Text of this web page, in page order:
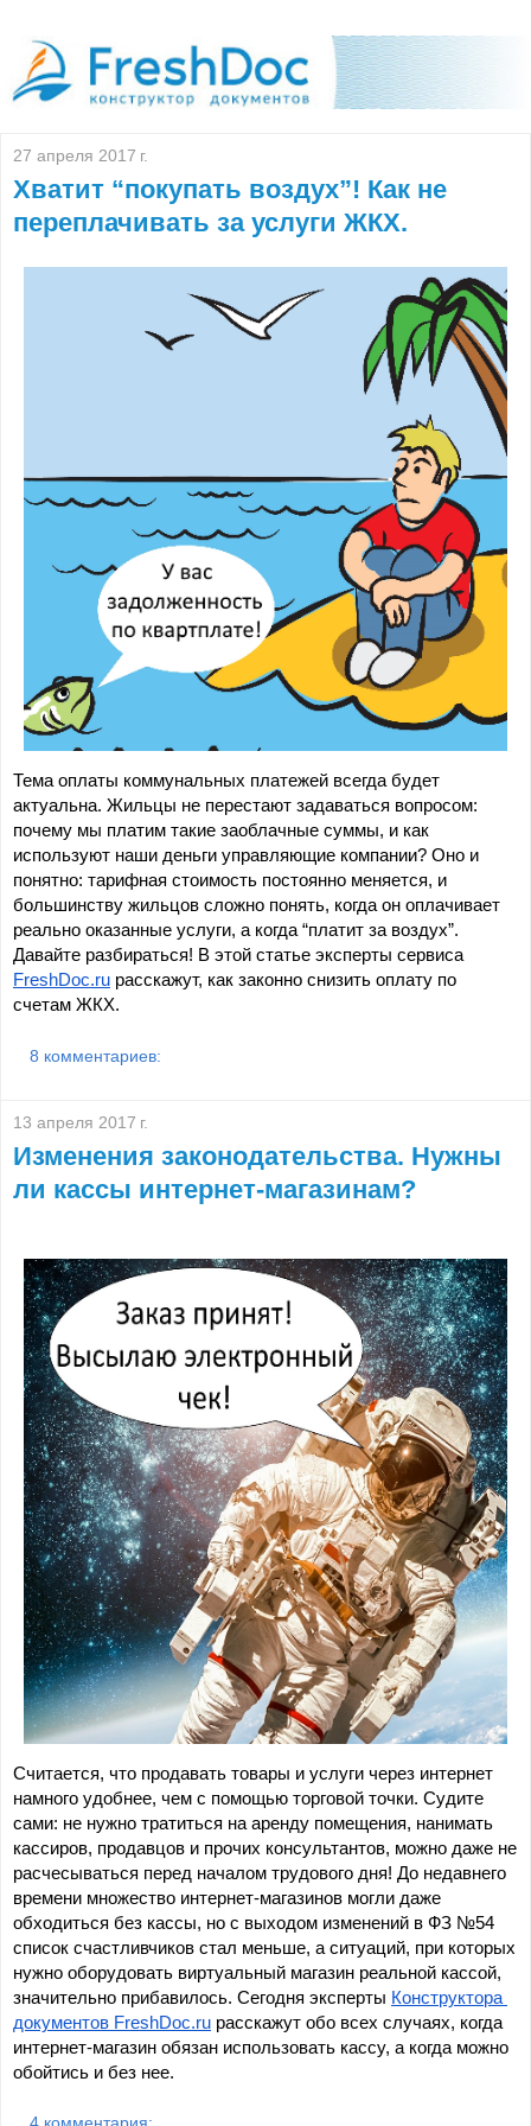
27 апреля 2017 г.
Хватит “покупать воздух”! Как не
переплачивать за услуги ЖКХ.
Тема оплаты коммунальных платежей всегда будет
актуальна. Жильцы не перестают задаваться вопросом:
почему мы платим такие заоблачные суммы, и как
используют наши деньги управляющие компании? Оно и
понятно: тарифная стоимость постоянно меняется, и
большинству жильцов сложно понять, когда он оплачивает
реально оказанные услуги, а когда “платит за воздух”.
Давайте разбираться! В этой статье эксперты сервиса
FreshDoc.ru расскажут, как законно снизить оплату по
счетам ЖКХ.
8 комментариев:
13 апреля 2017 г.
Изменения законодательства. Нужны
ли кассы интернет-магазинам?
Считается, что продавать товары и услуги через интернет
намного удобнее, чем с помощью торговой точки. Судите
сами: не нужно тратиться на аренду помещения, нанимать
кассиров, продавцов и прочих консультантов, можно даже не
расчесываться перед началом трудового дня! До недавнего
времени множество интернет-магазинов могли даже
обходиться без кассы, но с выходом изменений в ФЗ №54
список счастливчиков стал меньше, а ситуаций, при которых
нужно оборудовать виртуальный магазин реальной кассой,
значительно прибавилось. Сегодня эксперты Конструктора
документов FreshDoc.ru расскажут обо всех случаях, когда
интернет-магазин обязан использовать кассу, а когда можно
обойтись и без нее.